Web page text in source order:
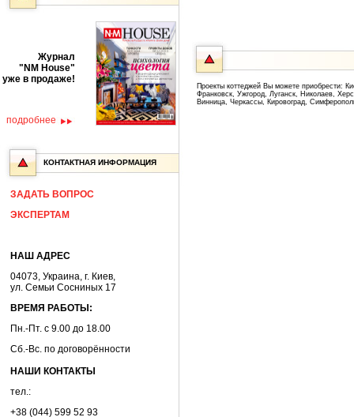
Журнал
"NM House"
уже в продаже!
подробнее
КОНТАКТНАЯ ИНФОРМАЦИЯ
ЗАДАТЬ ВОПРОС
ЭКСПЕРТАМ
НАШ АДРЕС
04073, Украина, г. Киев,
ул. Семьи Сосниных 17
ВРЕМЯ РАБОТЫ:
Пн.-Пт. с 9.00 до 18.00
Сб.-Вс. по договорённости
НАШИ КОНТАКТЫ
тел.:
+38 (044) 599 52 93
Проекты коттеджей Вы можете приобрести:
Франковск, Ужгород, Луганск, Николаев,
Винница, Черкассы, Кировоград,